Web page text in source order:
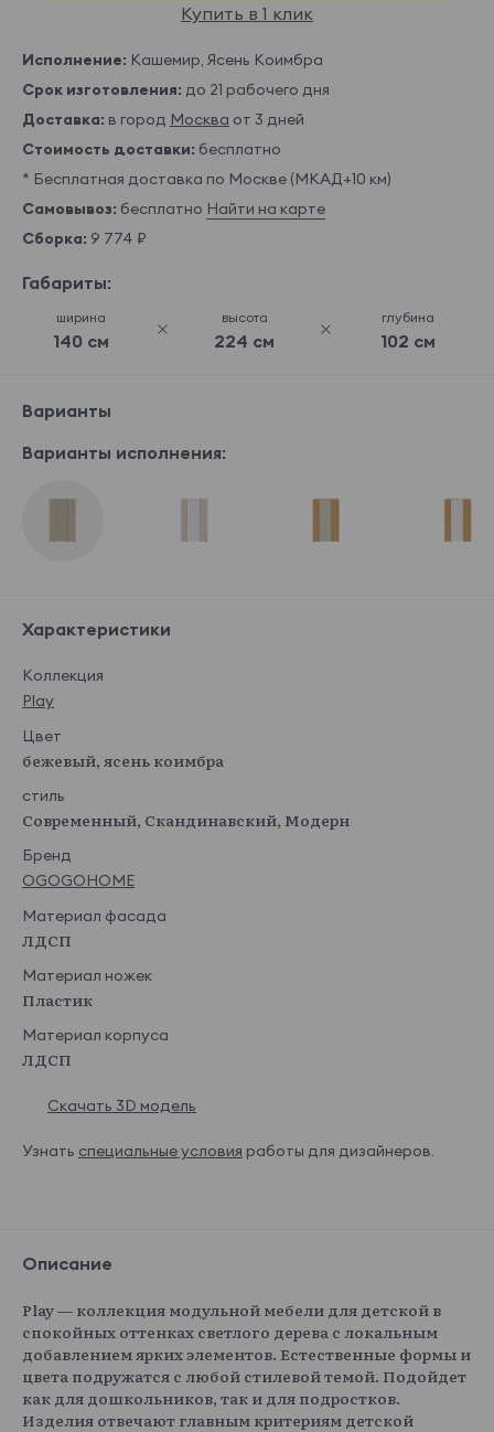
Купить в 1 клик
Исполнение: Кашемир, Ясень Коимбра
Срок изготовления: до 21 рабочего дня
Доставка: в город Москва от 3 дней
Стоимость доставки: бесплатно
* Бесплатная доставка по Москве (МКАД+10 км)
Самовывоз: бесплатно Найти на карте
Сборка: 9 774 ₽
Габариты:
ширина
140 см
высота
224 см
глубина
102 см
Варианты
Варианты исполнения:
Характеристики
Коллекция
Play
Цвет
бежевый, ясень коимбра
стиль
Современный, Скандинавский, Модерн
Бренд
OGOGOHOME
Материал фасада
ЛДСП
Материал ножек
Пластик
Материал корпуса
ЛДСП
Скачать 3D модель
Узнать специальные условия работы для дизайнеров.
Описание
Play — коллекция модульной мебели для детской в
спокойных оттенках светлого дерева с локальным
добавлением ярких элементов. Естественные формы и
цвета подружатся с любой стилевой темой. Подойдет
как для дошкольников, так и для подростков.
Изделия отвечают главным критериям детской